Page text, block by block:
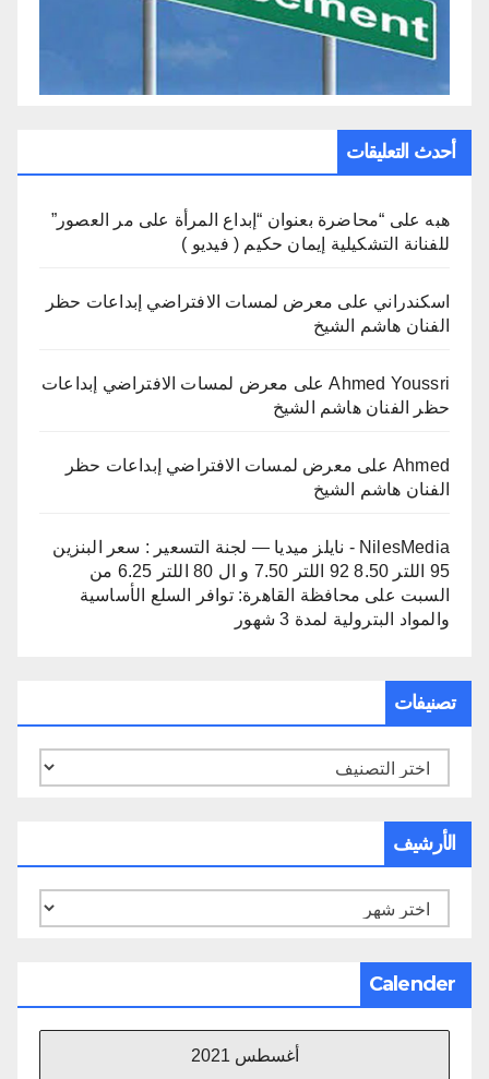
أحدث التعليقات
هبه على “محاضرة بعنوان “إبداع المرأة على مر العصور”
للفنانة التشكيلية إيمان حكيم ( فيديو )
اسكندراني على معرض لمسات الافتراضي إبداعات حظر
الفنان هاشم الشيخ
Ahmed Youssriعلى معرض لمسات الافتراضي إبداعات
حظر الفنان هاشم الشيخ
Ahmed على معرض لمسات الافتراضي إبداعات حظر
الفنان هاشم الشيخ
NilesMedia - نايلز ميديا — لجنة التسعير : سعر البنزين
95 اللتر 8.50 92 اللتر 7.50 و ال 80 اللتر 6.25 من
السبت على محافظة القاهرة: توافر السلع الأساسية
والمواد البترولية لمدة 3 شهور
تصنيفات
تصنيفات
الأرشيف
الأرشيف
Calender
أغسطس 2021